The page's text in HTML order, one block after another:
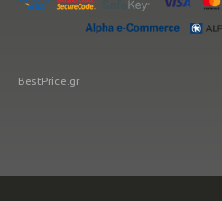
BestPrice.gr